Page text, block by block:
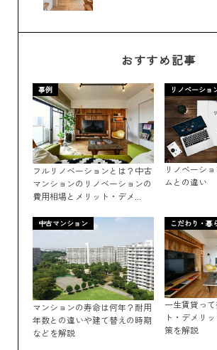
おすすめ記事
事例
フルリノベーションとは？中古
マンションのリノベーションの
費用相場とメリット・デメ...
リノベーショ
リノベーシ
ムとの違い
中古マンション
マンションの寿命は何年？耐用
年数との違いや建て替えの時期
などを解説
こだわり・暮
一生賃貸っ
ト・デメリ
策を解説